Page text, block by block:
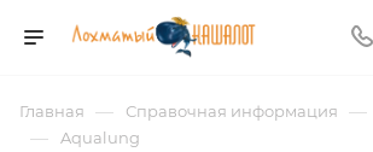
Главная — Справочная информация —
— Aqualung